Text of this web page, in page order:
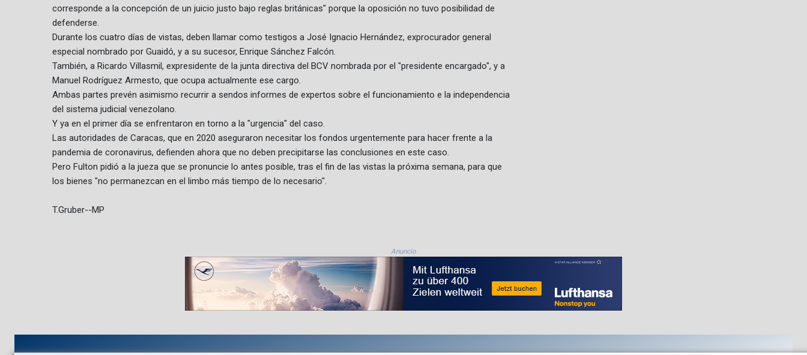
corresponde a la concepción de un juicio justo bajo reglas británicas" porque la oposición no tuvo posibilidad de
defenderse.
Durante los cuatro días de vistas, deben llamar como testigos a José Ignacio Hernández, exprocurador general
especial nombrado por Guaidó, y a su sucesor, Enrique Sánchez Falcón.
También, a Ricardo Villasmil, expresidente de la junta directiva del BCV nombrada por el "presidente encargado", y a
Manuel Rodríguez Armesto, que ocupa actualmente ese cargo.
Ambas partes prevén asimismo recurrir a sendos informes de expertos sobre el funcionamiento e la independencia
del sistema judicial venezolano.
Y ya en el primer día se enfrentaron en torno a la "urgencia" del caso.
Las autoridades de Caracas, que en 2020 aseguraron necesitar los fondos urgentemente para hacer frente a la
pandemia de coronavirus, defienden ahora que no deben precipitarse las conclusiones en este caso.
Pero Fulton pidió a la jueza que se pronuncie lo antes posible, tras el fin de las vistas la próxima semana, para que
los bienes "no permanezcan en el limbo más tiempo de lo necesario".
T.Gruber--MP
Anuncio